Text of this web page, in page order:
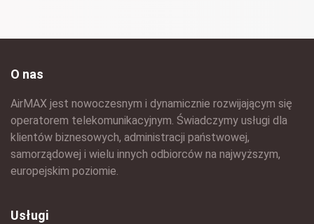
O nas
AirMAX jest nowoczesnym i dynamicznie rozwijającym się
operatorem telekomunikacyjnym. Świadczymy usługi dla
klientów biznesowych, administracji państwowej,
samorządowej i wielu innych odbiorców na najwyższym,
europejskim poziomie.
Usługi